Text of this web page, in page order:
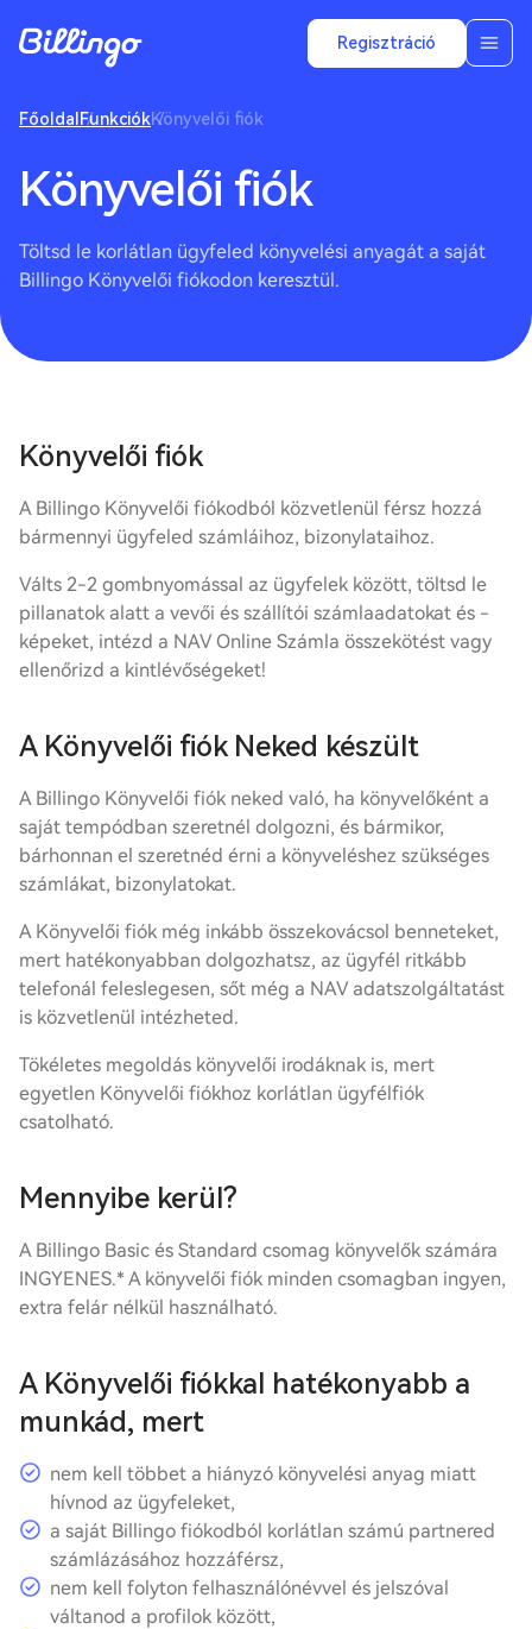
Regisztráció
Főoldal FunkciókKönyvelői fiók
Könyvelői fiók
Töltsd le korlátlan ügyfeled könyvelési anyagát a saját
Billingo Könyvelői fiókodon keresztül.
Könyvelői fiók
A Billingo Könyvelői fiókodból közvetlenül férsz hozzá
bármennyi ügyfeled számláihoz, bizonylataihoz.
Válts 2-2 gombnyomással az ügyfelek között, töltsd le
pillanatok alatt a vevői és szállítói számlaadatokat és -
képeket, intézd a NAV Online Számla összekötést vagy
ellenőrizd a kintlévőségeket!
A Könyvelői fiók Neked készült
A Billingo Könyvelői fiók neked való, ha könyvelőként a
saját tempódban szeretnél dolgozni, és bármikor,
bárhonnan el szeretnéd érni a könyveléshez szükséges
számlákat, bizonylatokat.
A Könyvelői fiók még inkább összekovácsol benneteket,
mert hatékonyabban dolgozhatsz, az ügyfél ritkább
telefonál feleslegesen, sőt még a NAV adatszolgáltatást
is közvetlenül intézheted.
Tökéletes megoldás könyvelői irodáknak is, mert
egyetlen Könyvelői fiókhoz korlátlan ügyfélfiók
csatolható.
Mennyibe kerül?
A Billingo Basic és Standard csomag könyvelők számára
INGYENES.* A könyvelői fiók minden csomagban ingyen,
extra felár nélkül használható.
A Könyvelői fiókkal hatékonyabb a
munkád, mert
nem kell többet a hiányzó könyvelési anyag miatt
hívnod az ügyfeleket,
a saját Billingo fiókodból korlátlan számú partnered
számlázásához hozzáférsz,
nem kell folyton felhasználónévvel és jelszóval
váltanod a profilok között,